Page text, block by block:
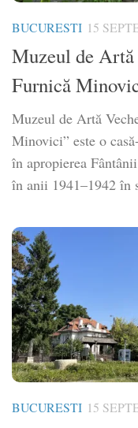
BUCURESTI 15
Muzeul de
Furnică
Muzeul de Artă
Minovici” este o
în apropierea
în anii 1941–1942 în
BUCURESTI 15